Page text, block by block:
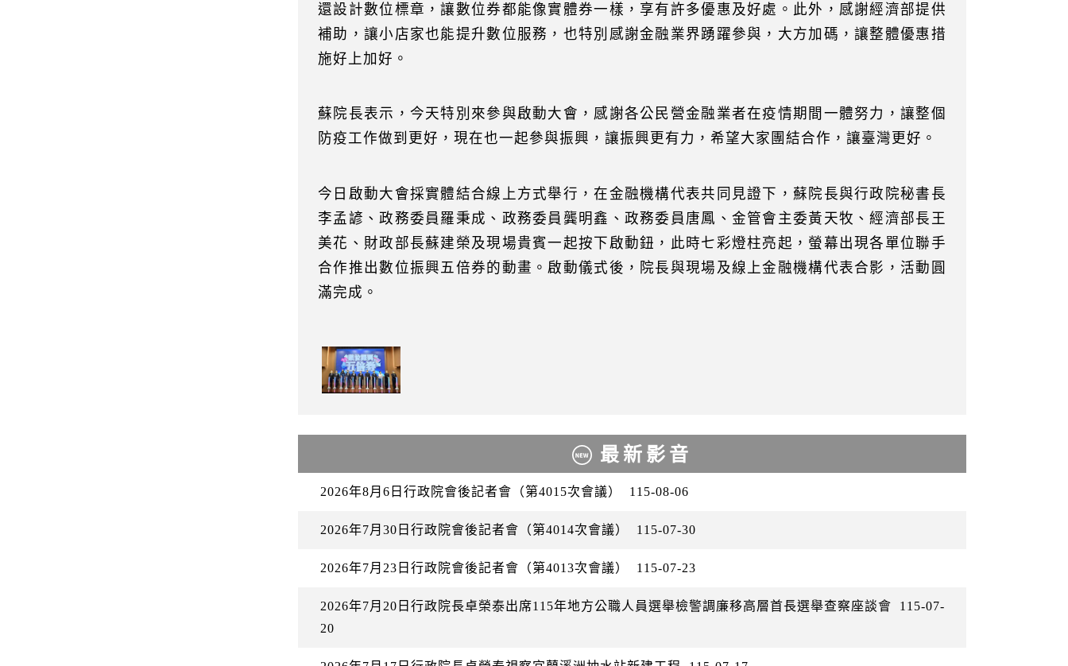
還設計數位標章，讓數位券都能像實體券一樣，享有許多優惠及好處。此外，感謝經濟部提供
補助，讓小店家也能提升數位服務，也特別感謝金融業界踴躍參與，大方加碼，讓整體優惠措
施好上加好。
蘇院長表示，今天特別來參與啟動大會，感謝各公民營金融業者在疫情期間一體努力，讓整個
防疫工作做到更好，現在也一起參與振興，讓振興更有力，希望大家團結合作，讓臺灣更好。
今日啟動大會採實體結合線上方式舉行，在金融機構代表共同見證下，蘇院長與行政院秘書長
李孟諺、政務委員羅秉成、政務委員龔明鑫、政務委員唐鳳、金管會主委黃天牧、經濟部長王
美花、財政部長蘇建榮及現場貴賓一起按下啟動鈕，此時七彩燈柱亮起，螢幕出現各單位聯手
合作推出數位振興五倍券的動畫。啟動儀式後，院長與現場及線上金融機構代表合影，活動圓
滿完成。
最新影音
2026年8月6日行政院會後記者會（第4015次會議） 115-08-06
2026年7月30日行政院會後記者會（第4014次會議） 115-07-30
2026年7月23日行政院會後記者會（第4013次會議） 115-07-23
2026年7月20日行政院長卓榮泰出席115年地方公職人員選舉檢警調廉移高層首長選舉查察座談會
115-07-
20